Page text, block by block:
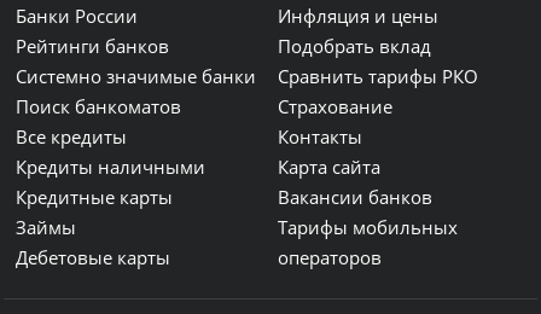
Банки России
Рейтинги банков
Системно значимые банки
Поиск банкоматов
Все кредиты
Кредиты наличными
Кредитные карты
Займы
Дебетовые карты
Инфляция и цены
Подобрать вклад
Сравнить тарифы РКО
Страхование
Контакты
Карта сайта
Вакансии банков
Тарифы мобильных
операторов